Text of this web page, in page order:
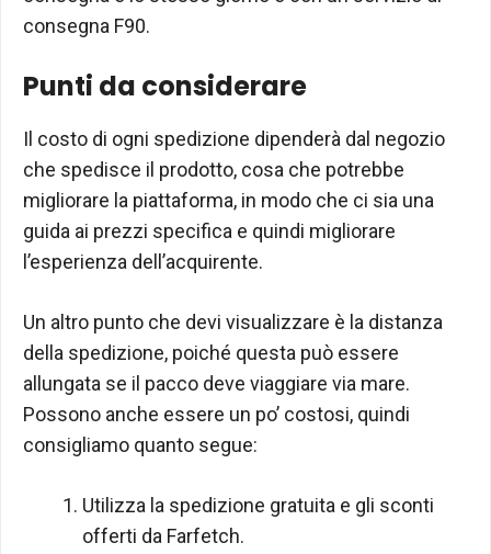
consegna F90.
Punti da considerare
Il costo di ogni spedizione dipenderà dal negozio
che spedisce il prodotto, cosa che potrebbe
migliorare la piattaforma, in modo che ci sia una
guida ai prezzi specifica e quindi migliorare
l’esperienza dell’acquirente.
Un altro punto che devi visualizzare è la distanza
della spedizione, poiché questa può essere
allungata se il pacco deve viaggiare via mare.
Possono anche essere un po’ costosi, quindi
consigliamo quanto segue:
Utilizza la spedizione gratuita e gli sconti
offerti da Farfetch.